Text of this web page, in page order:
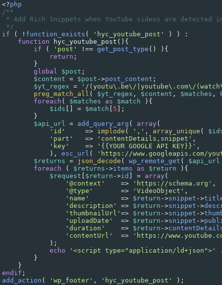
<?php
/**
* Add Rich Snippets when YouTube videos are detected
*/
if ( ! function_exists ( 'hyc_youtube_post'
) ) :
function
hyc_youtube_post (){
if ( 'post' !== get_post_type () ){
return ;
}
global
$post ;
$content = $post ->post_content ;
$yt_regex =
'/(youtu\.be\/|youtube\.com\/
preg_match_all ( $yt_regex , $content , $matches ,
foreach ( $matches as $match ){
$ids
= $match 5 ];
}
$api_url = add_query_arg ( array (
'id'
=> implode ( ',' , array_unique (
'part'
=> 'contentDetails,snippet' ,
'key'
=> '{{YOUR GOOGLE API KEY}}' ,
), esc_url (
'https://www.googleapis.com/
$returns = json_decode ( wp_remote_get ( $api_url
foreach ( $returns ->items as $return ){
$request
$return ->id = array (
'@context'
=> 'https://schema.org' ,
'@type'
=> 'VideoObject' ,
'name'
=> $return ->snippet ->
'description'
=> $return ->snippet ->
'thumbnailUrl' => $return ->snippet ->
'uploadDate'
=> $return ->snippet ->
'duration'
=> $return ->
'contentUrl'
=>
'https://
);
echo
'<script type="application/ld+json">'
}
}
endif ;
add_action ( 'wp_footer' , 'hyc_youtube_post' );